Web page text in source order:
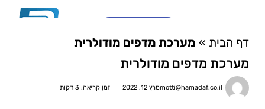
דף הבית » מערכת מדפים מודולרית
מערכת מדפים מודולרית
motti@hamadaf.co.ilמרץ 12, 2022 זמן קריאה: 3 דקות